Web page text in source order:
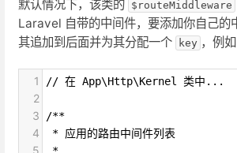
默认情况下，该类的 $routeMiddleware
Laravel 自带的中间件，要添加你自己的
其追加到后面并为其分配一个
key ，例如
1 // 在 App\Http\Kernel 类中...
2
3
/**
4 * 应用的路由中间件列表
5